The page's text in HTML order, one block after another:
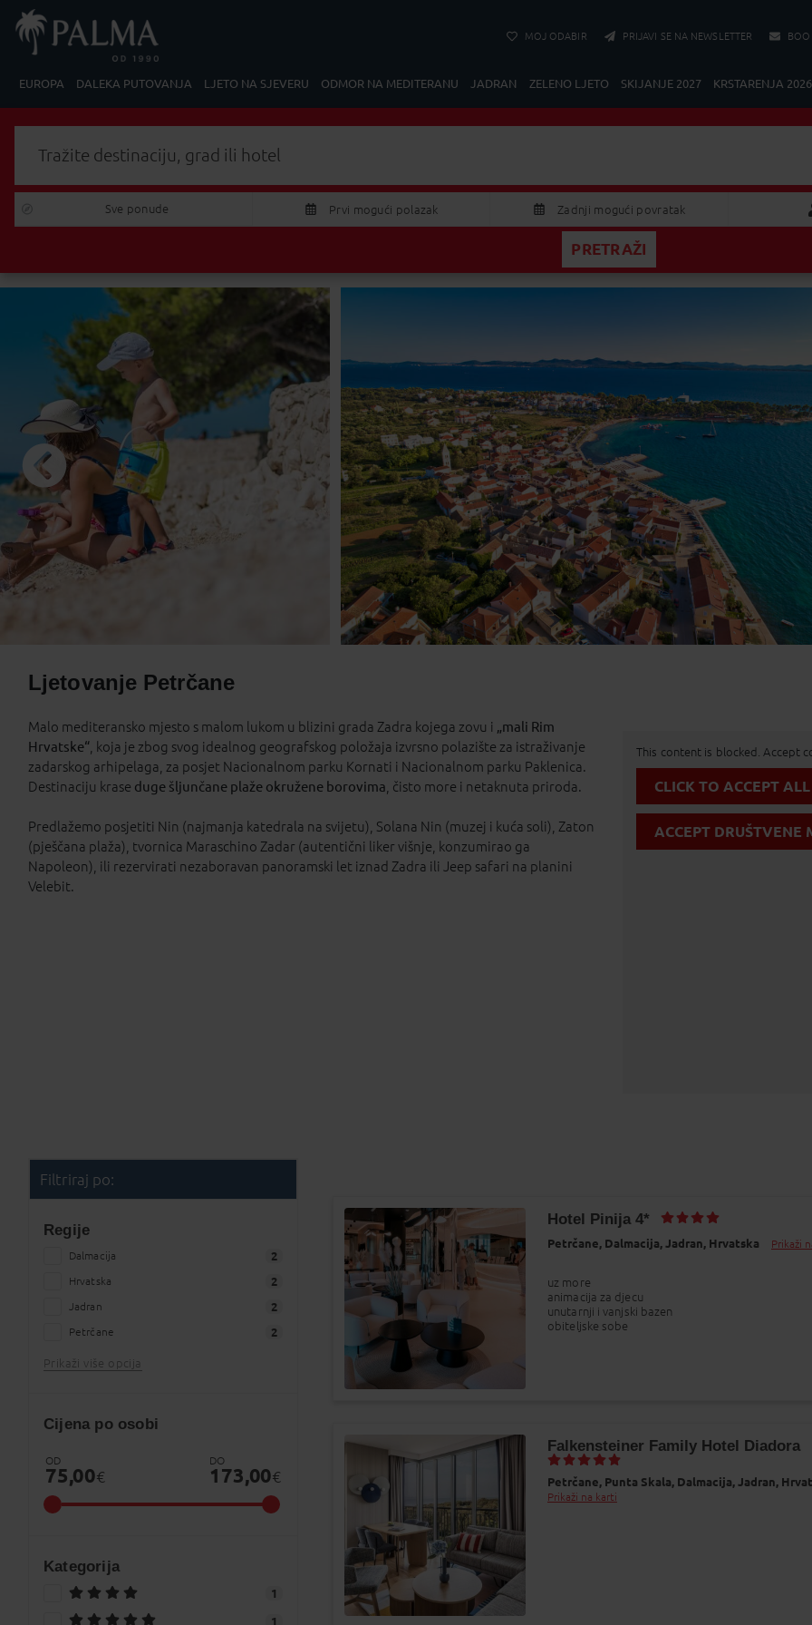
MOJ ODABIR PRIJAVI SE NA NEWSLETTER
EUROPA DALEKA PUTOVANJA LJETO NA SJEVERU ODMOR NA MEDITERANU JADRAN ZELENO LJETO SKIJANJE 2027 KRSTARENJA 2026
Tražite destinaciju, grad ili hotel
Lokacija Sve ponude
Sve ponude Prvi mogući polazak Zadnji mogući povratak
17 18 19 20 21 22 23
24 25 26 27 28 29
1 2 3 4 5
Najbolja cijena
PRETRAŽI
Ljetovanje Petrčane
Malo mediteransko mjesto s malom lukom u blizini grada Zadra kojega zovu i „mali Rim
Hrvatske“ , koja je zbog svog idealnog geografskog položaja izvrsno polazište za istraživanje
zadarskog arhipelaga, za posjet Nacionalnom parku Kornati i Nacionalnom parku Paklenica.
Destinaciju krase duge šljunčane plaže okružene borovima , čisto more i netaknuta priroda.
Predlažemo posjetiti Nin (najmanja katedrala na svijetu), Solana Nin (muzej i kuća soli), Zaton
(pješčana plaža), tvornica Maraschino Zadar (autentični liker višnje, konzumirao ga
Napoleon), ili rezervirati nezaboravan panoramski let iznad Zadra ili Jeep safari na planini
Velebit.
This content is blocked. Accept
CLICK TO ACCEPT
ACCEPT DRUŠTVENE
Filtriraj po:
Regije
Dalmacija 2
Hrvatska 2
Jadran 2
Petrčane 2
Prikaži više opcija
Cijena po osobi
OD
75,00€
DO
173,00€
Kategorija
1
1
Hotel Pinija 4*
Petrčane, Dalmacija, Jadran, Hrvatska Prikaži
uz more
animacija za djecu
unutarnji i vanjski bazen
obiteljske sobe
Falkensteiner Family Hotel Diadora
Petrčane, Punta Skala, Dalmacija, Jadran,
Prikaži na karti